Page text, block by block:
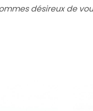
désireux de